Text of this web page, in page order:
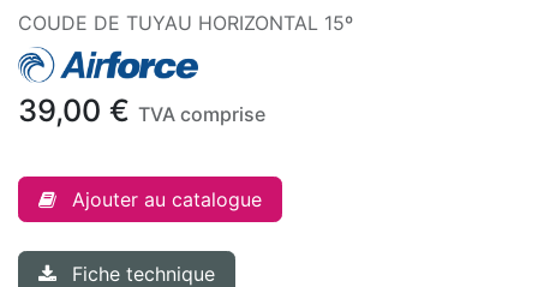
COUDE DE TUYAU HORIZONTAL 15º
39,00 € TVA comprise
Ajouter au catalogue
Fiche technique